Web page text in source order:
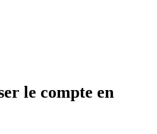
le compte en